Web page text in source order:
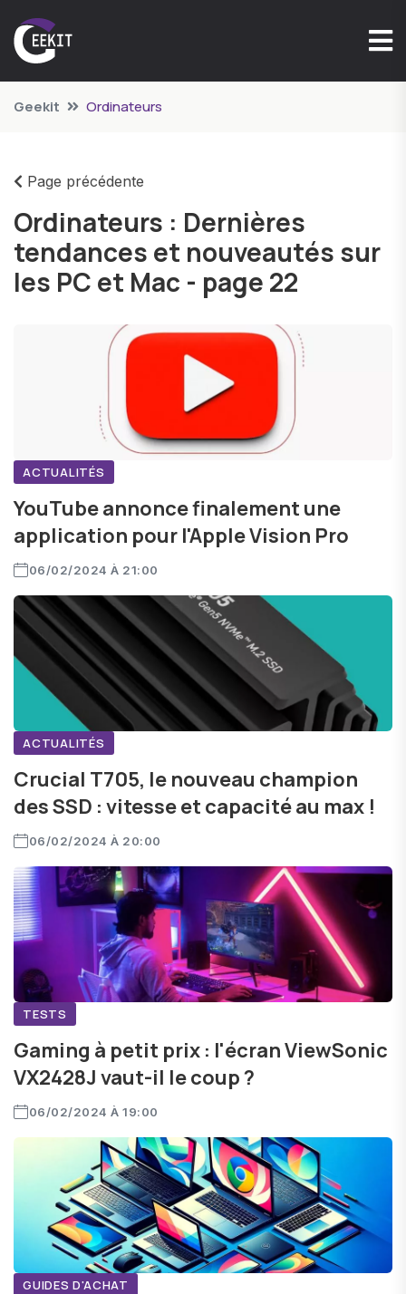
Geekit Ordinateurs
Page précédente
Ordinateurs : Dernières
tendances et nouveautés sur
les PC et Mac - page 22
ACTUALITÉS
YouTube annonce finalement une
application pour l'Apple Vision Pro
06/02/2024 À 21:00
ACTUALITÉS
Crucial T705, le nouveau champion
des SSD : vitesse et capacité au max !
06/02/2024 À 20:00
TESTS
Gaming à petit prix : l'écran ViewSonic
VX2428J vaut-il le coup ?
06/02/2024 À 19:00
GUIDES D'ACHAT